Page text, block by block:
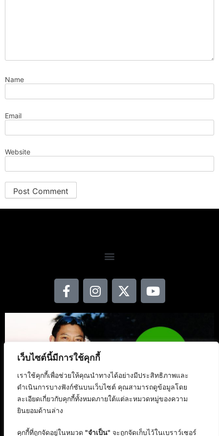
เว็บไซต์นี้มีการใช้คุกกี้
เราใช้คุกกี้เพื่อช่วยให้คุณนำทางได้อย่างมีประสิทธิภาพและ
ดำเนินการบางฟังก์ชันบนเว็บไซต์ คุณสามารถดูข้อมูลโดย
ละเอียดเกี่ยวกับคุกกี้ทั้งหมดภายใต้แต่ละหมวดหมู่ของความ
ยินยอมด้านล่าง
คุกกี้ที่ถูกจัดอยู่ในหมวด "จำเป็น" จะถูกจัดเก็บไว้ในเบราว์เซอร์
Name
Email
Website